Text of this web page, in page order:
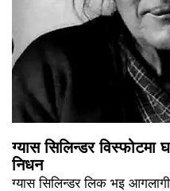
ग्यास सिलिन्डर विस्फोटमा
निधन
ग्यास सिलिन्डर लिक भइ